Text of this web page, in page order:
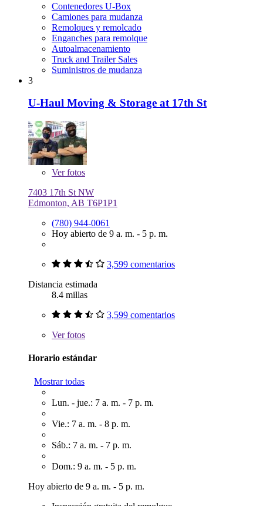
Contenedores U-Box
Camiones para mudanza
Remolques y remolcado
Enganches para remolque
Autoalmacenamiento
Truck and Trailer Sales
Suministros de mudanza
3
U-Haul Moving & Storage at 17th St
Verfotos
7403 17th St NW
Edmonton, AB T6P1P1
(780) 944-0061
Hoy abierto de 9 a. m. - 5 p. m.
3,599 comentarios
Distancia estimada
8.4 millas
3,599 comentarios
Verfotos
Horario estándar
Mostrar todas
Lun. - jue.: 7 a. m. - 7 p. m.
Vie.: 7 a. m. - 8 p. m.
Sáb.: 7 a. m. - 7 p. m.
Dom.: 9 a. m. - 5 p. m.
Hoy abierto de 9 a. m. - 5 p. m.